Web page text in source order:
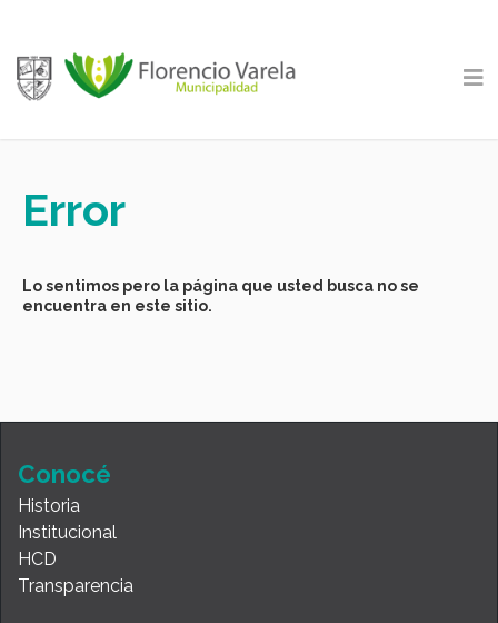
Error
Lo sentimos pero la página que usted busca no se
encuentra en este sitio.
Conocé
Historia
Institucional
HCD
Transparencia